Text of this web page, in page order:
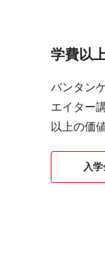
学費以
バンタン
エイター
以上の価
入